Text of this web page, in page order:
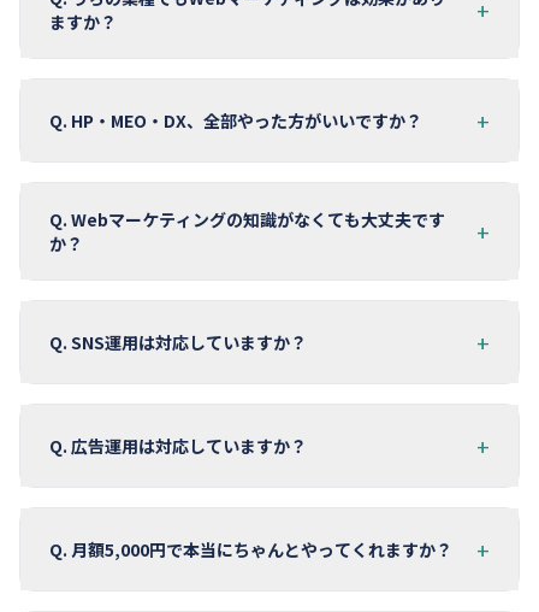
ますか？
+
Q. HP・MEO・DX、全部やった方がいいですか？ +
Q. Webマーケティングの知識がなくても大丈夫です
か？
+
Q. SNS運用は対応していますか？ +
Q. 広告運用は対応していますか？ +
Q. 月額5,000円で本当にちゃんとやってくれますか？ +